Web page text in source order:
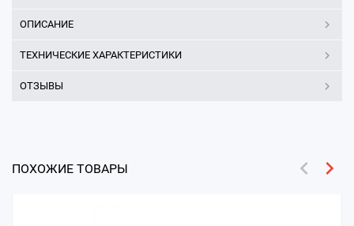
ОПИСАНИЕ
ТЕХНИЧЕСКИЕ ХАРАКТЕРИСТИКИ
ОТЗЫВЫ
ПОХОЖИЕ ТОВАРЫ